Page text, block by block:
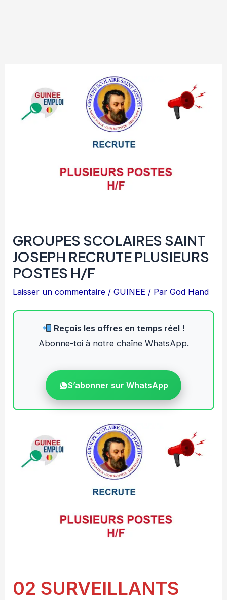
GROUPES SCOLAIRES SAINT
JOSEPH RECRUTE PLUSIEURS
POSTES H/F
Laisser un commentaire /GUINEE / ParGod Hand
Reçois les offres en temps réel !
Abonne-toi à notre chaîne WhatsApp.
S’abonner sur WhatsApp
02 SURVEILLANTS